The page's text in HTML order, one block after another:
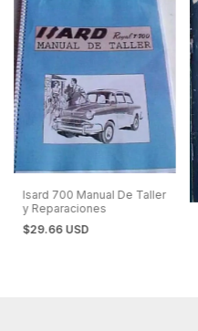
Isard 700 Manual De Taller
y Reparaciones
$29.66 USD